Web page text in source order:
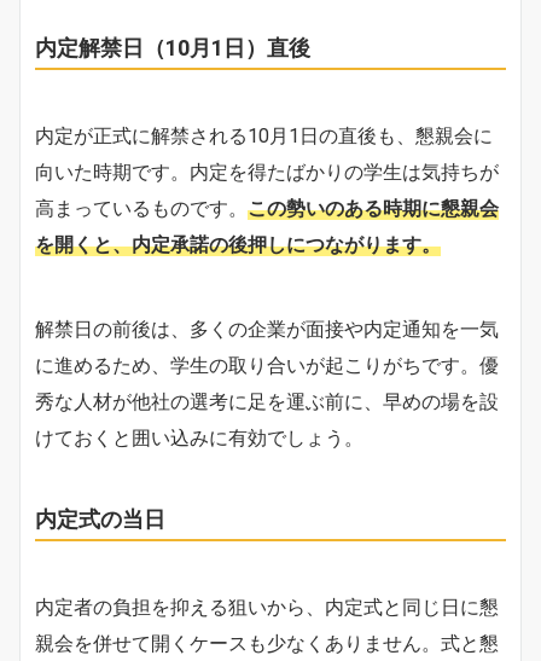
内定解禁日（10月1日）直後
内定が正式に解禁される10月1日の直後も、懇親会に
向いた時期です。内定を得たばかりの学生は気持ちが
高まっているものです。 この勢いのある時期に懇親会
を開くと、内定承諾の後押しにつながります。
解禁日の前後は、多くの企業が面接や内定通知を一気
に進めるため、学生の取り合いが起こりがちです。優
秀な人材が他社の選考に足を運ぶ前に、早めの場を設
けておくと囲い込みに有効でしょう。
内定式の当日
内定者の負担を抑える狙いから、内定式と同じ日に懇
親会を併せて開くケースも少なくありません。式と懇